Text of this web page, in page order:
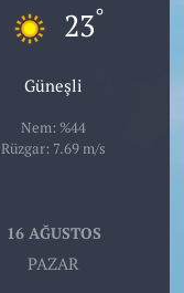
23°
Güneşli
Nem: %44
Rüzgar: 7.69 m/s
16 AĞUSTOS
PAZAR